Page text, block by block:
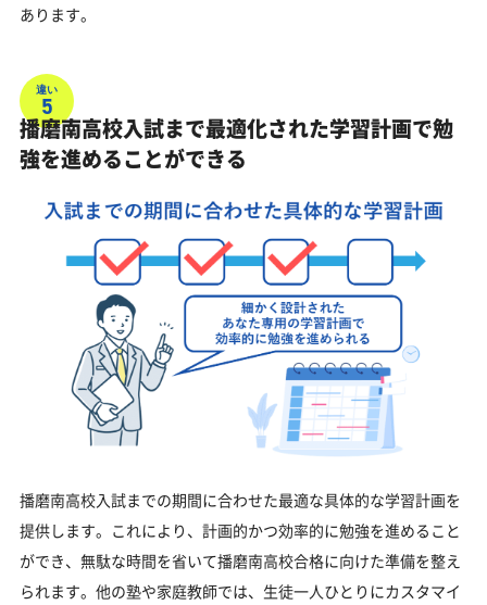
あります。
違い
5
播磨南高校入試まで最適化された学習計画で勉
強を進めることができる
播磨南高校入試までの期間に合わせた最適な具体的な学習計画を
提供します。これにより、計画的かつ効率的に勉強を進めること
ができ、無駄な時間を省いて播磨南高校合格に向けた準備を整え
られます。他の塾や家庭教師では、生徒一人ひとりにカスタマイ